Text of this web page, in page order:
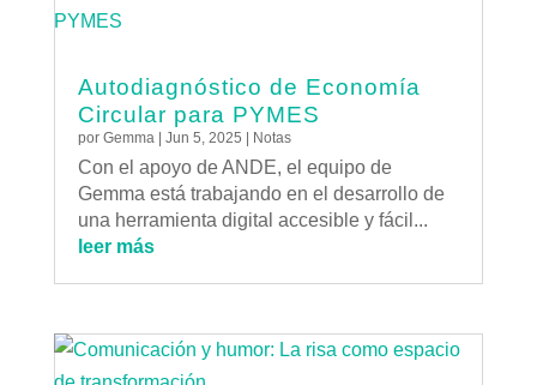
Autodiagnóstico de Economía
Circular para PYMES
por Gemma| Jun 5, 2025 | Notas
Con el apoyo de ANDE, el equipo de
Gemma está trabajando en el desarrollo de
una herramienta digital accesible y fácil...
leer más